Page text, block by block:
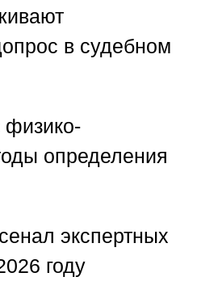
в судебном
определения
экспертных
году